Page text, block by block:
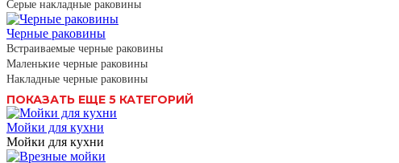
Серые накладные раковины
Черные раковины
Встраиваемые черные раковины
Маленькие черные раковины
Накладные черные раковины
ПОКАЗАТЬ ЕЩЕ 5 КАТЕГОРИЙ
Мойки для кухни
Мойки для кухни